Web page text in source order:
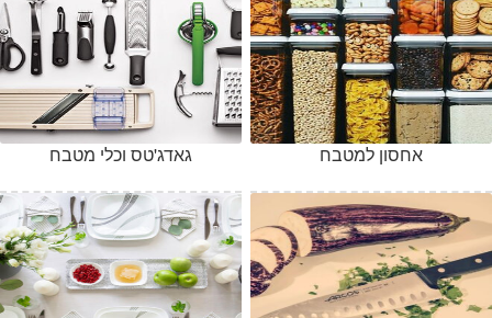
גאדג'טס וכלי מטבח אחסון למטבח